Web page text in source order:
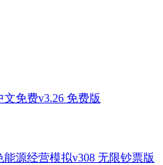
免费v3.26 免费版